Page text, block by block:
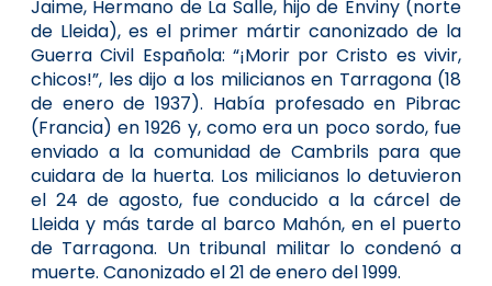
Jaime, Hermano de La Salle, hijo de Enviny (norte
de Lleida), es el primer mártir canonizado de la
Guerra Civil Española: “¡Morir por Cristo es vivir,
chicos!”, les dijo a los milicianos en Tarragona (18
de enero de 1937). Había profesado en Pibrac
(Francia) en 1926 y, como era un poco sordo, fue
enviado a la comunidad de Cambrils para que
cuidara de la huerta. Los milicianos lo detuvieron
el 24 de agosto, fue conducido a la cárcel de
Lleida y más tarde al barco Mahón, en el puerto
de Tarragona. Un tribunal militar lo condenó a
muerte. Canonizado el 21 de enero del 1999.